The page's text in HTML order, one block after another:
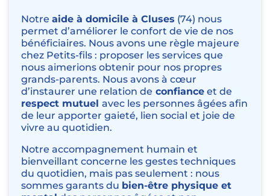
Notre aide à domicile à Cluses (74) nous
permet d’améliorer le confort de vie de nos
bénéficiaires. Nous avons une règle majeure
chez Petits-fils : proposer les services que
nous aimerions obtenir pour nos propres
grands-parents. Nous avons à cœur
d’instaurer une relation de confiance et de
respect mutuel avec les personnes âgées afin
de leur apporter gaieté, lien social et joie de
vivre au quotidien.
Notre accompagnement humain et
bienveillant concerne les gestes techniques
du quotidien, mais pas seulement : nous
sommes garants du bien-être physique et